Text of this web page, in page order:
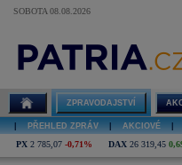
SOBOTA 08.08.2026
ZPRAVODAJSTVÍ
PŘEHLED ZPRÁV AKCIOVÉ
PX 2 785,07 -0,71% DAX 26 319,45